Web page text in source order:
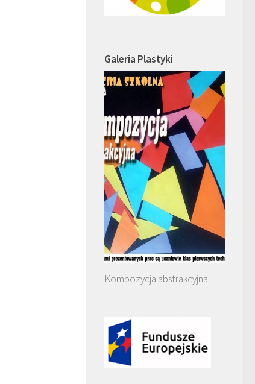
Galeria Plastyki
Kompozycja abstrakcyjna